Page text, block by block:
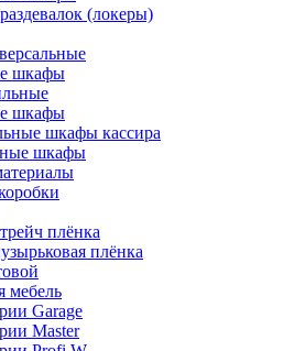
(локеры)
шкафы
шкафы
шкафы кассира
шкафы
плёнка
плёнка
мебель
Garage
Master